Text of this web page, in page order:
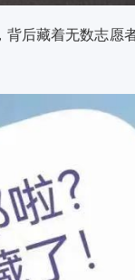
背后藏着无数志愿